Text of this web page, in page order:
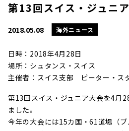
第13回スイス・ジュニ
2018.05.08 海外ニュース
日時：2018年4月28日
場所：シュタンス・スイス
主催者：スイス支部 ピーター・ス
第13回スイス・ジュニア大会を4月
ました。
今年の大会には15カ国・61道場（